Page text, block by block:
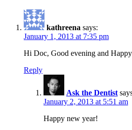
kathreena says:
January 1, 2013 at 7:35 pm
Hi Doc, Good evening and
Reply
Ask the Dentist
January 2, 2013 at 5:51 am
Happy new year!